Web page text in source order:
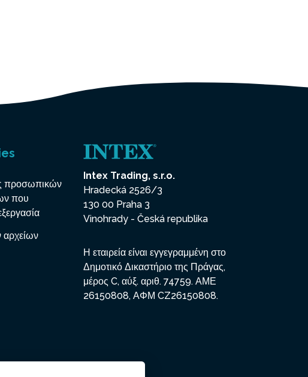
προσωπικών
που
αρχείων
Intex Trading, s.r.o.
Hradecká 2526/3
130 00 Praha 3
Vinohrady - Česká republika
Η εταιρεία είναι εγγεγραμμένη στο
Δημοτικό Δικαστήριο της Πράγας,
μέρος C, αύξ. αριθ. 74759. ΑΜΕ
26150808, ΑΦΜ CZ26150808.